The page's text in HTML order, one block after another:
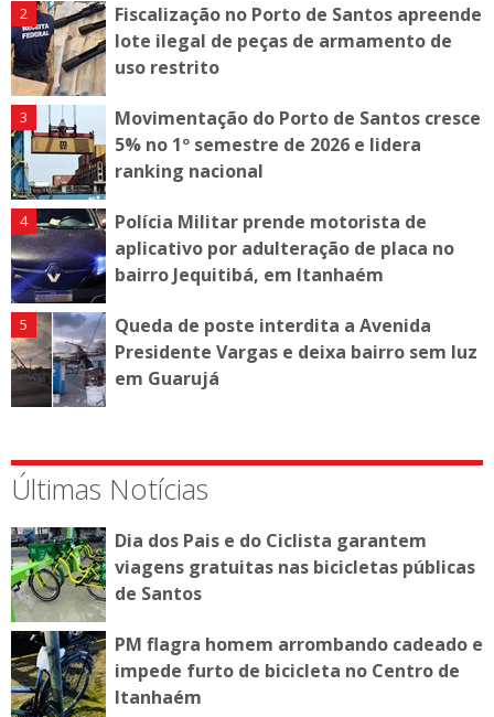
Fiscalização no Porto de Santos apreende
lote ilegal de peças de armamento de
uso restrito
Movimentação do Porto de Santos cresce
5% no 1º semestre de 2026 e lidera
ranking nacional
Polícia Militar prende motorista de
aplicativo por adulteração de placa no
bairro Jequitibá, em Itanhaém
Queda de poste interdita a Avenida
Presidente Vargas e deixa bairro sem luz
em Guarujá
Últimas Notícias
Dia dos Pais e do Ciclista garantem
viagens gratuitas nas bicicletas públicas
de Santos
PM flagra homem arrombando cadeado e
impede furto de bicicleta no Centro de
Itanhaém